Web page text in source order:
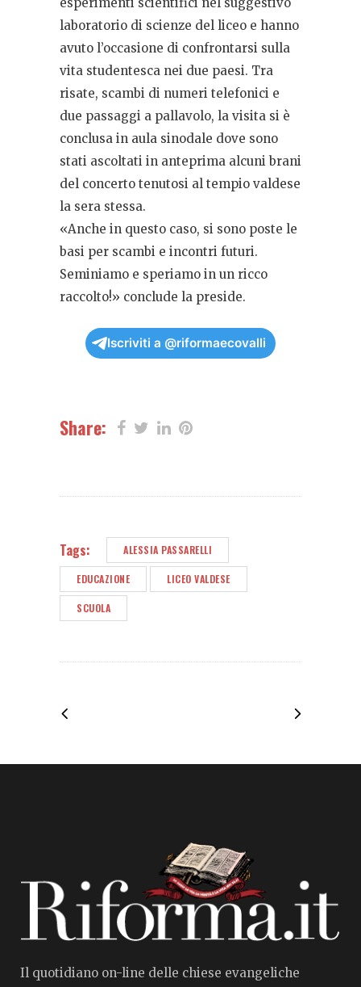
laboratorio di scienze del liceo e hanno
avuto l’occasione di confrontarsi sulla
vita studentesca nei due paesi. Tra
risate, scambi di numeri telefonici e
due passaggi a pallavolo, la visita si è
conclusa in aula sinodale dove sono
stati ascoltati in anteprima alcuni brani
del concerto tenutosi al tempio valdese
la sera stessa.
«Anche in questo caso, si sono poste le
basi per scambi e incontri futuri.
Seminiamo e speriamo in un ricco
raccolto!» conclude la preside.
Iscriviti a @riformaecovalli
Share:
Tags: ALESSIA PASSARELLI
EDUCAZIONE LICEO VALDESE
SCUOLA
Il quotidiano on-line delle chiese evangeliche